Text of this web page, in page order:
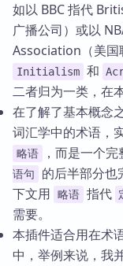
如以 BBC 指代
广播公司）或以
Association（美国
Initialism 和
二者归为一类，在
在了解了基本概念
词汇学中的术语，
略语 ，而是一个
语句
的后半部分也
下文用
略语 指代
需要。
本插件适合用在术
中，举例来说，我